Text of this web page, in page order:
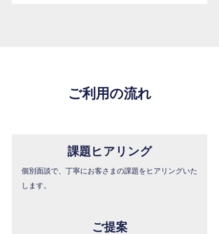
ご利用の流れ
課題ヒアリング
個別面談で、丁寧にお客さまの課題をヒアリングいた
します。
ご提案